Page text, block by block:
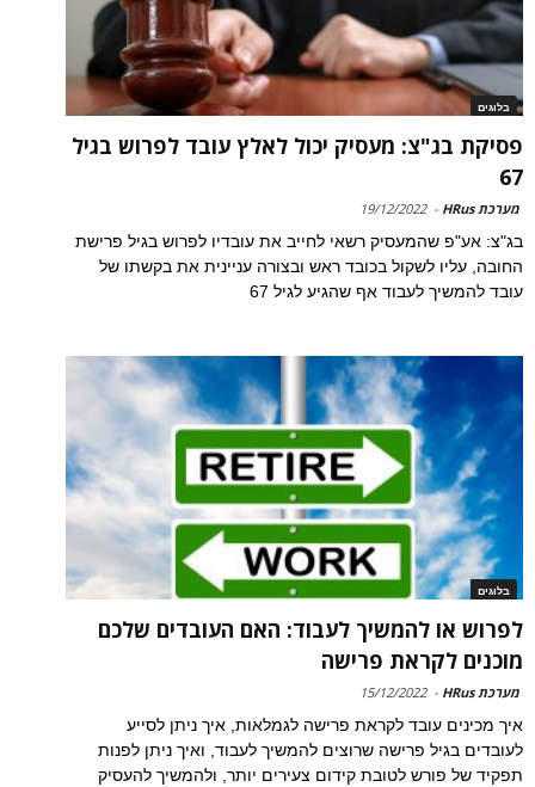
בלוגים
פסיקת בג"צ: מעסיק יכול לאלץ עובד לפרוש בגיל
67
מערכת HRus -
19/12/2022
בג"צ: אע"פ שהמעסיק רשאי לחייב את עובדיו לפרוש בגיל פרישת
החובה, עליו לשקול בכובד ראש ובצורה עניינית את בקשתו של
עובד להמשיך לעבוד אף שהגיע לגיל 67
בלוגים
לפרוש או להמשיך לעבוד: האם העובדים שלכם
מוכנים לקראת פרישה
מערכת HRus -
15/12/2022
איך מכינים עובד לקראת פרישה לגמלאות, איך ניתן לסייע
לעובדים בגיל פרישה שרוצים להמשיך לעבוד, ואיך ניתן לפנות
תפקיד של פורש לטובת קידום צעירים יותר, ולהמשיך להעסיק